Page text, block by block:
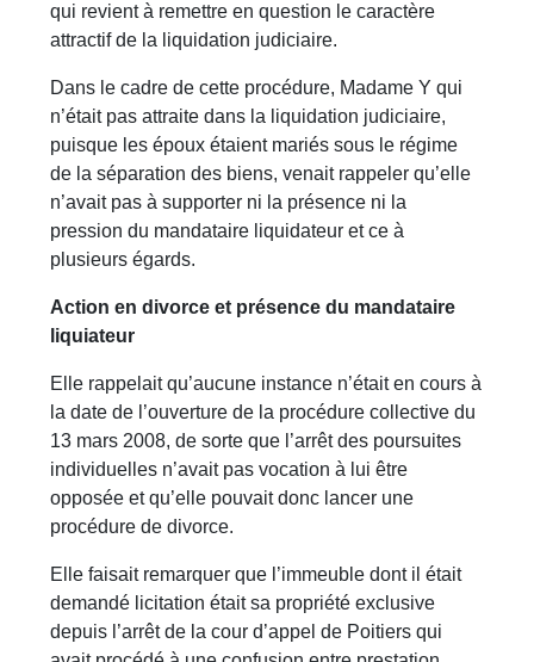
qui revient à remettre en question le caractère
attractif de la liquidation judiciaire.
Dans le cadre de cette procédure, Madame Y qui
n’était pas attraite dans la liquidation judiciaire,
puisque les époux étaient mariés sous le régime
de la séparation des biens, venait rappeler qu’elle
n’avait pas à supporter ni la présence ni la
pression du mandataire liquidateur et ce à
plusieurs égards.
Action en divorce et présence du mandataire
liquiateur
Elle rappelait qu’aucune instance n’était en cours à
la date de l’ouverture de la procédure collective du
13 mars 2008, de sorte que l’arrêt des poursuites
individuelles n’avait pas vocation à lui être
opposée et qu’elle pouvait donc lancer une
procédure de divorce.
Elle faisait remarquer que l’immeuble dont il était
demandé licitation était sa propriété exclusive
depuis l’arrêt de la cour d’appel de Poitiers qui